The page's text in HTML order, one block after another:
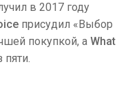
в 2017 году
присудил «Выбор
покупкой, а What
пяти.